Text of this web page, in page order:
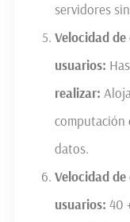
servidores
Velocidad de
usuarios:
realizar:
computación
datos.
Velocidad de
usuarios: 40